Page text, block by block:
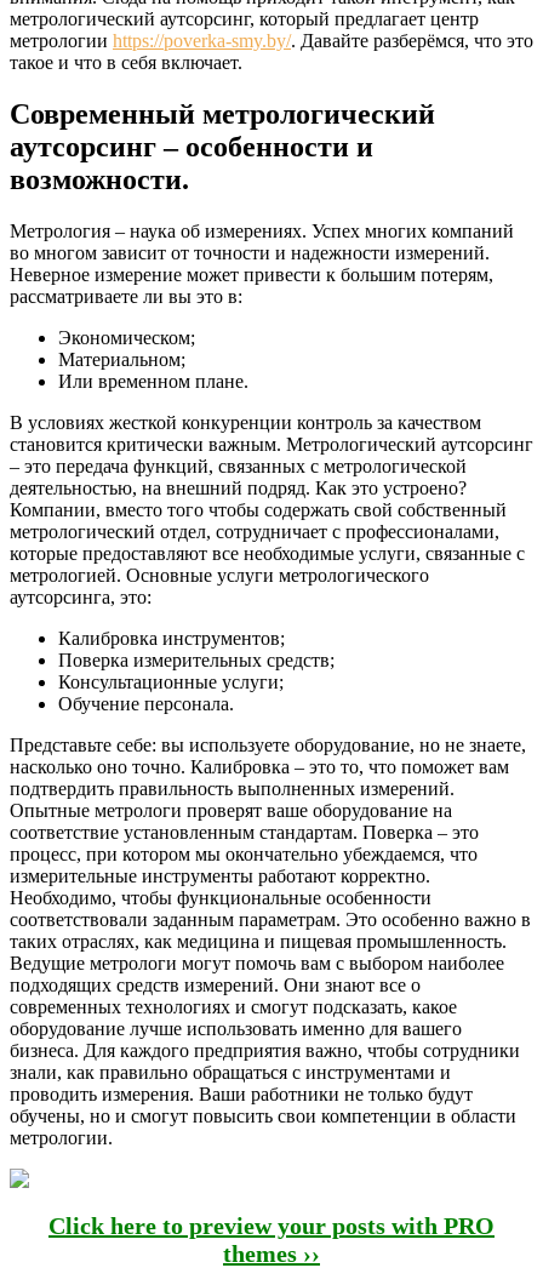
метрологический аутсорсинг, который предлагает центр
метрологии https://poverka-smy.by/. Давайте разберёмся, что это
такое и что в себя включает.
Современный метрологический
аутсорсинг – особенности и
возможности.
Метрология – наука об измерениях. Успех многих компаний
во многом зависит от точности и надежности измерений.
Неверное измерение может привести к большим потерям,
рассматриваете ли вы это в:
Экономическом;
Материальном;
Или временном плане.
В условиях жесткой конкуренции контроль за качеством
становится критически важным. Метрологический аутсорсинг
– это передача функций, связанных с метрологической
деятельностью, на внешний подряд. Как это устроено?
Компании, вместо того чтобы содержать свой собственный
метрологический отдел, сотрудничает с профессионалами,
которые предоставляют все необходимые услуги, связанные с
метрологией. Основные услуги метрологического
аутсорсинга, это:
Калибровка инструментов;
Поверка измерительных средств;
Консультационные услуги;
Обучение персонала.
Представьте себе: вы используете оборудование, но не знаете,
насколько оно точно. Калибровка – это то, что поможет вам
подтвердить правильность выполненных измерений.
Опытные метрологи проверят ваше оборудование на
соответствие установленным стандартам. Поверка – это
процесс, при котором мы окончательно убеждаемся, что
измерительные инструменты работают корректно.
Необходимо, чтобы функциональные особенности
соответствовали заданным параметрам. Это особенно важно в
таких отраслях, как медицина и пищевая промышленность.
Ведущие метрологи могут помочь вам с выбором наиболее
подходящих средств измерений. Они знают все о
современных технологиях и смогут подсказать, какое
оборудование лучше использовать именно для вашего
бизнеса. Для каждого предприятия важно, чтобы сотрудники
знали, как правильно обращаться с инструментами и
проводить измерения. Ваши работники не только будут
обучены, но и смогут повысить свои компетенции в области
метрологии.
Click here to preview your posts with PRO
themes ››